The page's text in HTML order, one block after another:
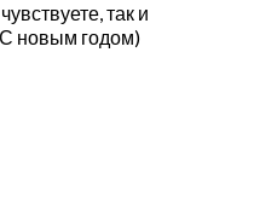
так и
С новым годом)